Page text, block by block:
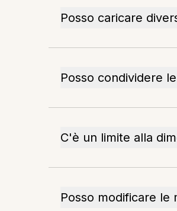
Posso caricare
Posso condividere
C'è un limite alla
Posso modificare le